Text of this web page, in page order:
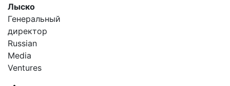
Лыско
Генеральный
директор
Russian
Media
Ventures